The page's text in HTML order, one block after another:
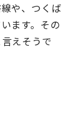
や、つくば
ます。その
えそうで